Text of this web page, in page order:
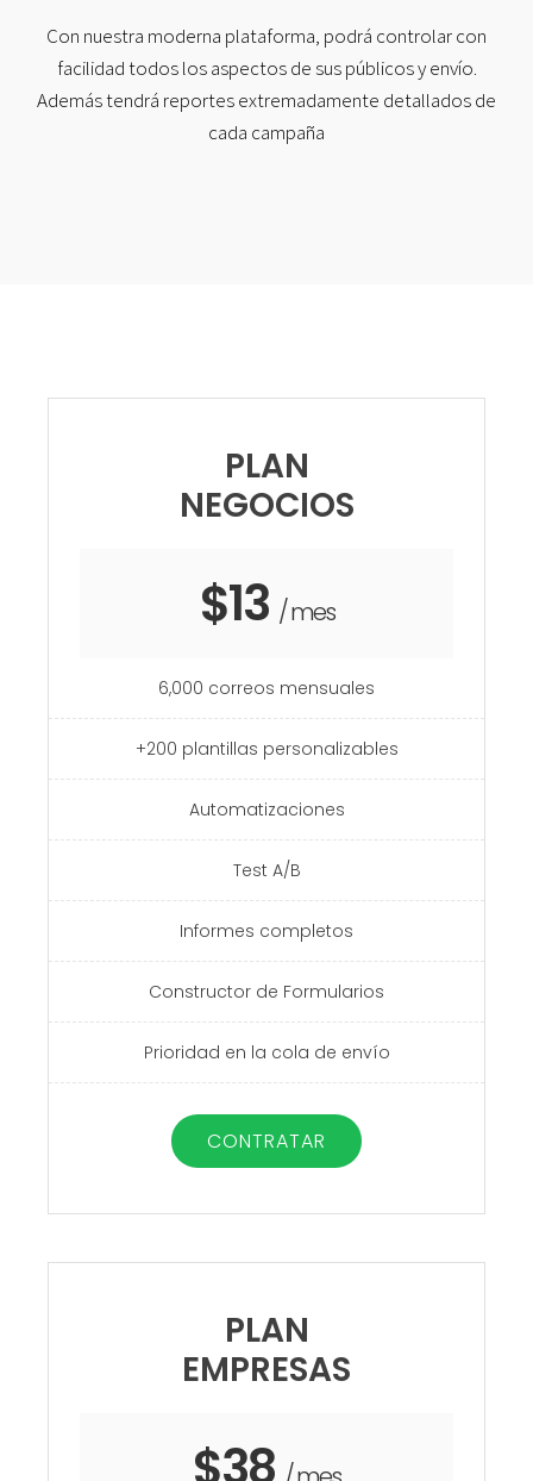
Con nuestra moderna plataforma, podrá controlar con
facilidad todos los aspectos de sus públicos y envío.
Además tendrá reportes extremadamente detallados de
cada campaña
PLAN
NEGOCIOS
$13 / mes
6,000 correos mensuales
+200 plantillas personalizables
Automatizaciones
Test A/B
Informes completos
Constructor de Formularios
Prioridad en la cola de envío
CONTRATAR
PLAN
EMPRESAS